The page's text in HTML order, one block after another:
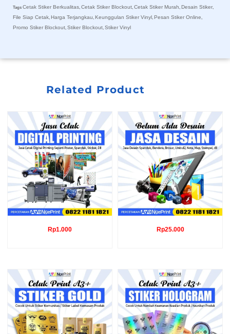
Tags Cetak Stiker Berkualitas Cetak Stiker Blockout Cetak Stiker Murah Desain Stiker
File Siap Cetak Harga Terjangkau Keunggulan Stiker Vinyl Pesan Stiker Online
Promo Stiker Blockout Stiker Blockout Stiker Vinyl
Related Product
Rp1.000 Rp25.000